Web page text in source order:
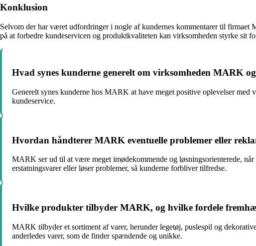
Konklusion
Selvom der har været udfordringer i nogle af kundernes kommentarer til
på at forbedre kundeservicen og produktkvaliteten kan virksomheden styrke sit
Hvad synes kunderne generelt om virksomheden MARK og
Generelt synes kunderne hos MARK at have meget positive oplevelser
kundeservice.
Hvordan håndterer MARK eventuelle problemer eller
MARK ser ud til at være meget imødekommende og løsningsorienterede,
erstatningsvarer eller løser problemer, så kunderne forbliver tilfredse.
Hvilke produkter tilbyder MARK, og hvilke fordele
MARK tilbyder et sortiment af varer, herunder legetøj, puslespil og
anderledes varer, som de finder spændende og unikke.